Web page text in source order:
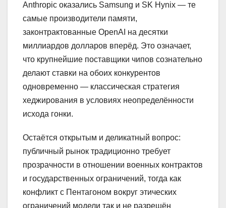
Anthropic оказались Samsung и SK Hynix — те
самые производители памяти,
законтрактованные OpenAI на десятки
миллиардов долларов вперёд. Это означает,
что крупнейшие поставщики чипов сознательно
делают ставки на обоих конкурентов
одновременно — классическая стратегия
хеджирования в условиях неопределённости
исхода гонки.
Остаётся открытым и деликатный вопрос:
публичный рынок традиционно требует
прозрачности в отношении военных контрактов
и государственных ограничений, тогда как
конфликт с Пентагоном вокруг этических
ограничений модели так и не разрешён